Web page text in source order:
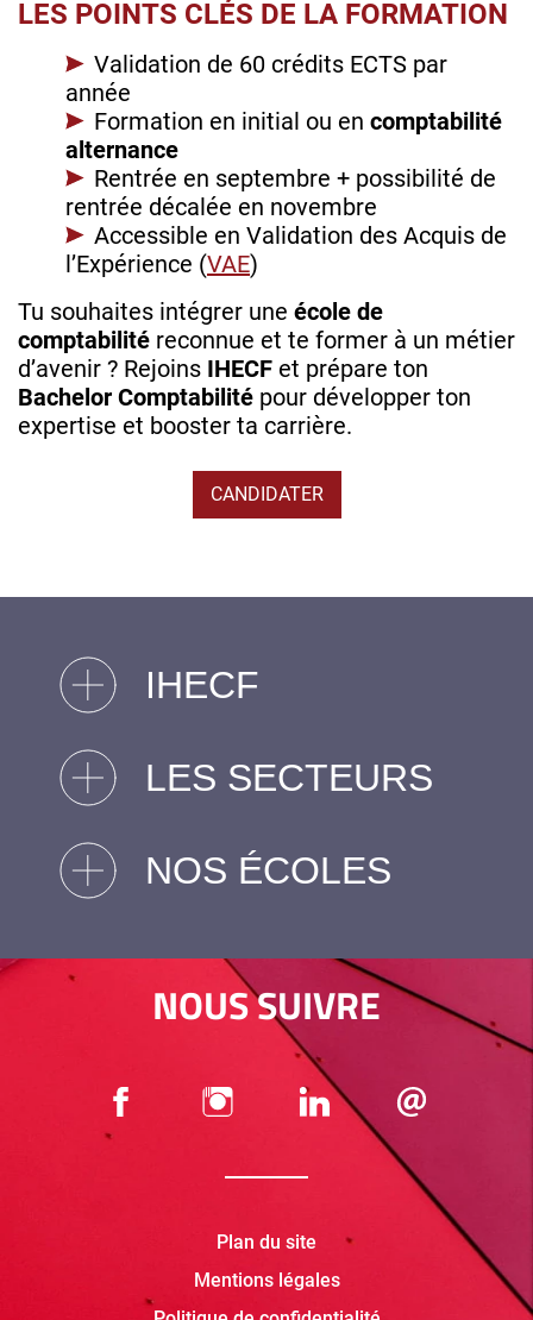
LES POINTS CLÉS DE LA FORMATION
Validation de 60 crédits ECTS par
année
Formation en initial ou en comptabilité
alternance
Rentrée en septembre + possibilité de
rentrée décalée en novembre
Accessible en Validation des Acquis de
l’Expérience (VAE)
Tu souhaites intégrer une école de
comptabilité reconnue et te former à un métier
d’avenir ? Rejoins IHECF et prépare ton
Bachelor Comptabilité pour développer ton
expertise et booster ta carrière.
CANDIDATER
IHECF
LES SECTEURS
NOS ÉCOLES
NOUS SUIVRE
Plan du site
Mentions légales